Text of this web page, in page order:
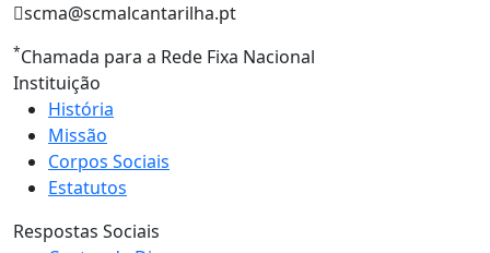
scma@scmalcantarilha.pt
*Chamada para a Rede Fixa Nacional
Instituição
História
Missão
Corpos Sociais
Estatutos
Respostas Sociais